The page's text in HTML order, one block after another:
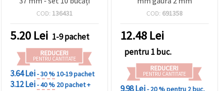
COD: 136431
5.20 Lei 1-9 pachet
REDUCERI
PENTRU CANTITATE
3.64 Lei- 30 %10-19 pachet
3.12 Lei- 40 % 20 pachet +
COD: 691358
12.48 Lei
pentru 1 buc.
REDUCERI
PENTRU CANTITATE
9.98 Lei- 20 %pentru 2 buc.